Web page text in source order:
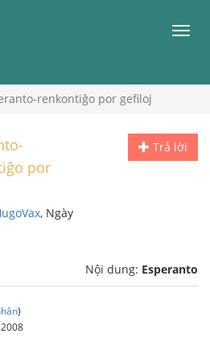
renkontiĝo por gefiloj
Trả lời
por
, Ngày
Nội dung: Esperanto
)